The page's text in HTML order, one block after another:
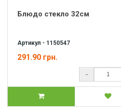
Блюдо стекло 32см
Артикул - 1150547
291.90 грн.
-